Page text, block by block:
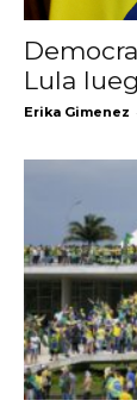
Lula
Erika Gimenez